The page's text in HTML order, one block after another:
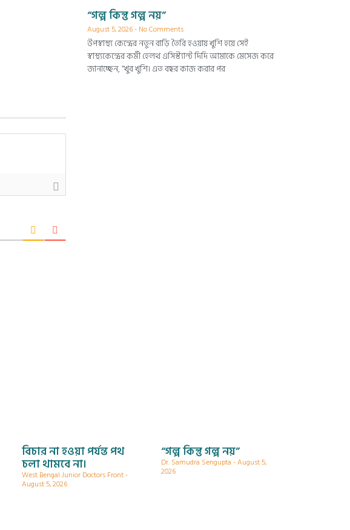
“গল্প কিন্তু গল্প নয়”
August 5, 2026 No Comments
উপস্বাস্থ্য কেন্দ্রের নতুন বাড়ি তৈরি হওয়ায় খুশি হয়ে সেই
স্বাস্থ্যকেন্দ্রের কর্মী হেলথ এসিস্ট্যান্ট দিদি আমাকে মেসেজ করে
জানাচ্ছেন, “খুব খুশি। এত বছর কাজ করার পর
বিচার না হওয়া পর্যন্ত পথ
চলা থামবে না।
West Bengal Junior Doctors Front
August 5, 2026
“গল্প কিন্তু গল্প নয়”
Dr. Samudra Sengupta August 5,
2026